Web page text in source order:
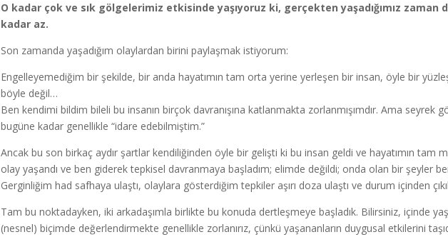
O kadar çok ve sık gölgelerimiz etkisinde yaşıyoruz ki, gerçekten yaşadığımız zaman
kadar az.
Son zamanda yaşadığım olaylardan birini paylaşmak istiyorum:
Engelleyemediğim bir şekilde, bir anda hayatımın tam orta yerine yerleşen bir insan, öyle bir
böyle değil…
Ben kendimi bildim bileli bu insanın birçok davranışına katlanmakta zorlanmışımdır. Ama seyrek
bugüne kadar genellikle “idare edebilmiştim.”
Ancak bu son birkaç aydır şartlar kendiliğinden öyle bir gelişti ki bu insan geldi ve hayatımın tam
olay yaşandı ve ben giderek tepkisel davranmaya başladım; elimde değildi; onda olan bir şeyler
Gerginliğim had safhaya ulaştı, olaylara gösterdiğim tepkiler aşırı doza ulaştı ve durum içinden
Tam bu noktadayken, iki arkadaşımla birlikte bu konuda dertleşmeye başladık. Bilirsiniz, içinde
(nesnel) biçimde değerlendirmekte genellikle zorlanırız, çünkü yaşananların duygusal etkilerini